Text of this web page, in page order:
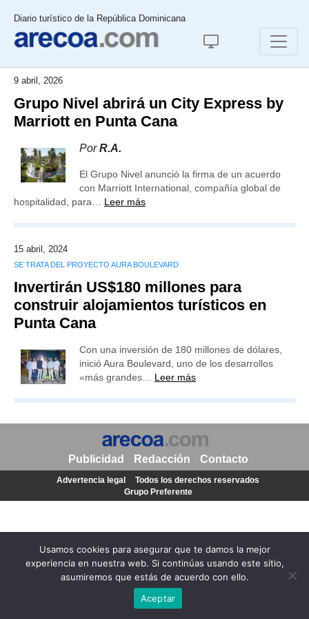
Diario turístico de la República Dominicana
9 abril, 2026
Grupo Nivel abrirá un City Express by
Marriott en Punta Cana
PorR.A.
El Grupo Nivel anunció la firma de un acuerdo
con Marriott International, compañía global de
hospitalidad, para… Leer más
15 abril, 2024
SE TRATA DEL PROYECTO AURA BOULEVARD
Invertirán US$180 millones para
construir alojamientos turísticos en
Punta Cana
Con una inversión de 180 millones de dólares,
inició Aura Boulevard, uno de los desarrollos
«más grandes… Leer más
Usamos cookies para asegurar que te damos la mejor
experiencia en nuestra web. Si continúas usando este sitio,
asumiremos que estás de acuerdo con ello.
Aceptar
Publicidad Redacción Contacto
Advertencia legal
Todos los derechos reservados
Grupo Preferente